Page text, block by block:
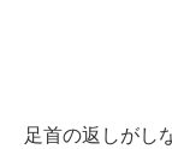
足首の返しがし